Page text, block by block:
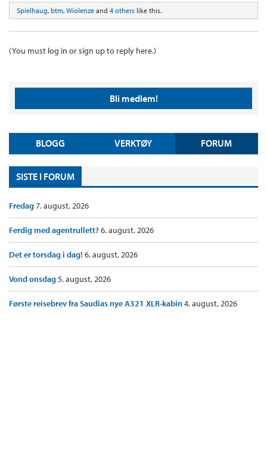
Spielhaug, btm, Wiolenze and 4 others like this.
(You must log in or sign up to reply here.)
Bli medlem!
BLOGG VERKTØY FORUM
SISTE I FORUM
Fredag7. august, 2026
Ferdig med agentrullett?6. august, 2026
Det er torsdag i dag! 6. august, 2026
Vond onsdag5. august, 2026
Første reisebrev fra Saudias nye A321 XLR-kabin4. august, 2026